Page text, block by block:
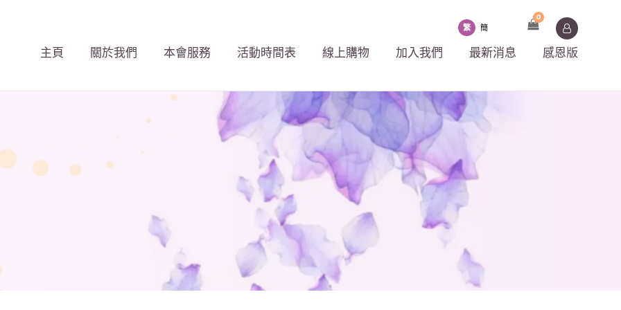
主頁 關於我們 本會服務 活動時間表 線上購物 加入我們 最新消息 感恩版
繁 簡
0